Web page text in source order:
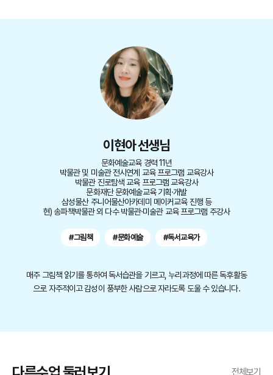
이현아 선생님
문화예술교육 경력 11년
박물관 및 미술관 전시연계 교육 프로그램 교육강사
박물관 진로탐색 교육 프로그램 교육강사
문화재단 문화예술교육 기획·개발
삼성물산 주니어물산아카데미 메이커교육 진행 등
현) 송파책박물관 외 다수 박물관·미술관 교육 프로그램 주강사
#그림책 #문화예술 #독서교육가
매주 그림책 읽기를 통하여 독서습관을 기르고, 누리과정에 따른 독후활동
으로 자주적이고 감성이 풍부한 사람으로 자라도록 도울 수 있습니다.
전체보기